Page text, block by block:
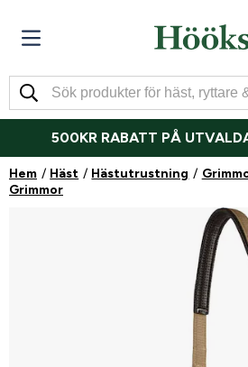
500KR RABATT PÅ
Hem Häst Hästutrustning
Grimmor